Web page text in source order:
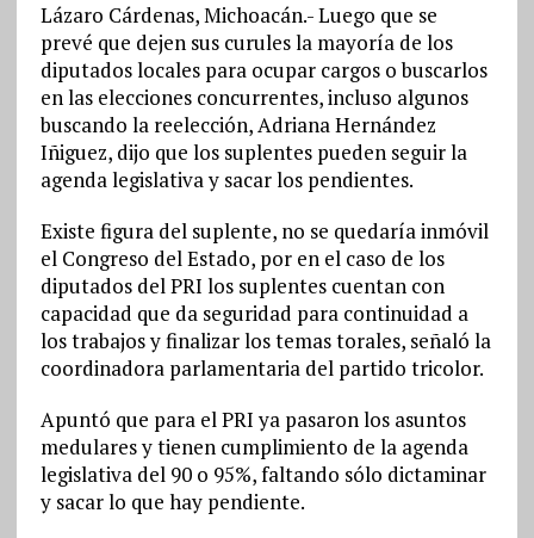
Lázaro Cárdenas, Michoacán.- Luego que se
prevé que dejen sus curules la mayoría de los
diputados locales para ocupar cargos o buscarlos
en las elecciones concurrentes, incluso algunos
buscando la reelección, Adriana Hernández
Iñiguez, dijo que los suplentes pueden seguir la
agenda legislativa y sacar los pendientes.
Existe figura del suplente, no se quedaría inmóvil
el Congreso del Estado, por en el caso de los
diputados del PRI los suplentes cuentan con
capacidad que da seguridad para continuidad a
los trabajos y finalizar los temas torales, señaló la
coordinadora parlamentaria del partido tricolor.
Apuntó que para el PRI ya pasaron los asuntos
medulares y tienen cumplimiento de la agenda
legislativa del 90 o 95%, faltando sólo dictaminar
y sacar lo que hay pendiente.